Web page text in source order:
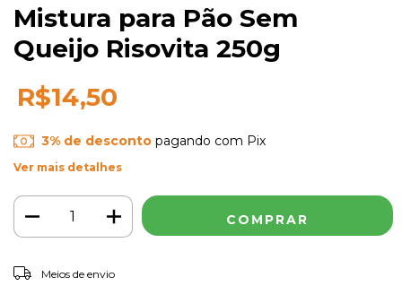
Mistura para Pão Sem
Queijo Risovita 250g
R$14,50
3% de desconto pagando com Pix
Ver mais detalhes
Entregas para o CEP:
Meios de envio